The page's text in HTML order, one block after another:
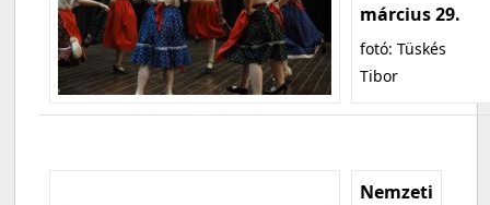
március 29.
fotó: Tüskés
Tibor
Nemzeti